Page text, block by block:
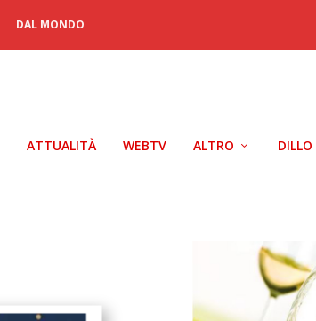
DAL MONDO
ATTUALITÀ WEBTV ALTRO